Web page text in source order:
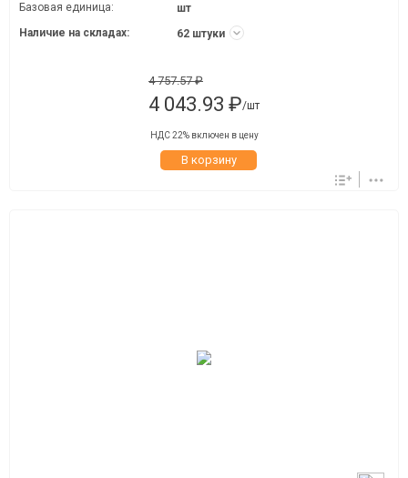
Базовая единица:
шт
Наличие на складах:
62 штуки
4 757.57 ₽
4 043.93 ₽/шт
НДС 22% включен в цену
В корзину